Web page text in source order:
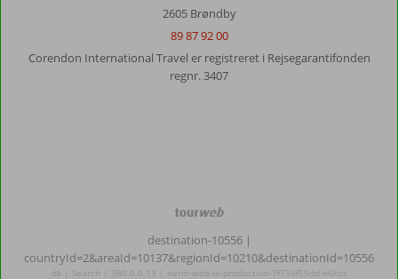
2605 Brøndby
89 87 92 00
Corendon International Travel er registreret i Rejsegarantifonden
regnr. 3407
TourWeb
NetMatch
destination-10556 |
countryId=2&areaId=10137&regionId=10210&destinationId=10556
dk | Search | 380.0.0.13 | netm-web-ui-production-7f756f55dd-n6hzs